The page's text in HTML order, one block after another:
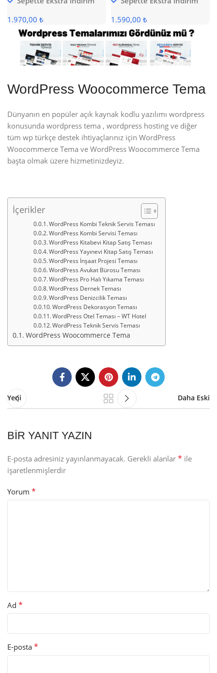
1.970,00 ₺
1.590,00 ₺
WordPress Woocommerce Tema
Dünyanın en popüler açık kaynak kodlu yazılımı wordpress
konusunda wordpress tema , wordpress hosting ve diğer
tüm wp türkçe destek ihtiyaçlarınız için WordPress
Woocommerce Tema ve WordPress Woocommerce Tema
başta olmak üzere hizmetinizdeyiz.
İçerikler
WordPress Kombi Teknik Servis Teması
WordPress Kombi Servisi Teması
WordPress Kitabevi Kitap Satış Teması
WordPress Yayınevi Kitap Satış Teması
WordPress İnşaat Projesi Teması
WordPress Avukat Bürosu Teması
WordPress Pro Halı Yıkama Teması
WordPress Dernek Teması
WordPress Denizcilik Teması
WordPress Dekorasyon Teması
WordPress Otel Teması – WT Hotel
WordPress Teknik Servis Teması
WordPress Woocommerce Tema
Yeni Daha Eski
BIR YANIT YAZIN
E-posta adresiniz yayınlanmayacak. Gerekli alanlar * ile
işaretlenmişlerdir
Yorum *
Ad *
E-posta *